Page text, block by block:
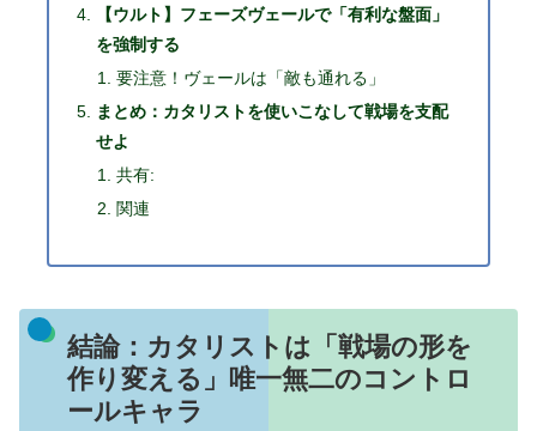
【ウルト】フェーズヴェールで「有利な盤面」
を強制する
要注意！ヴェールは「敵も通れる」
まとめ：カタリストを使いこなして戦場を支配
せよ
共有:
関連
結論：カタリストは「戦場の形を
作り変える」唯一無二のコントロ
ールキャラ